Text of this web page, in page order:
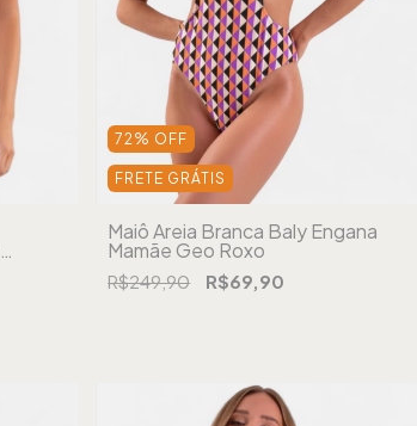
72% OFF
FRETE GRÁTIS
Maiô Areia Branca Baly Engana
Mamãe Geo Roxo
R$249,90 R$69,90